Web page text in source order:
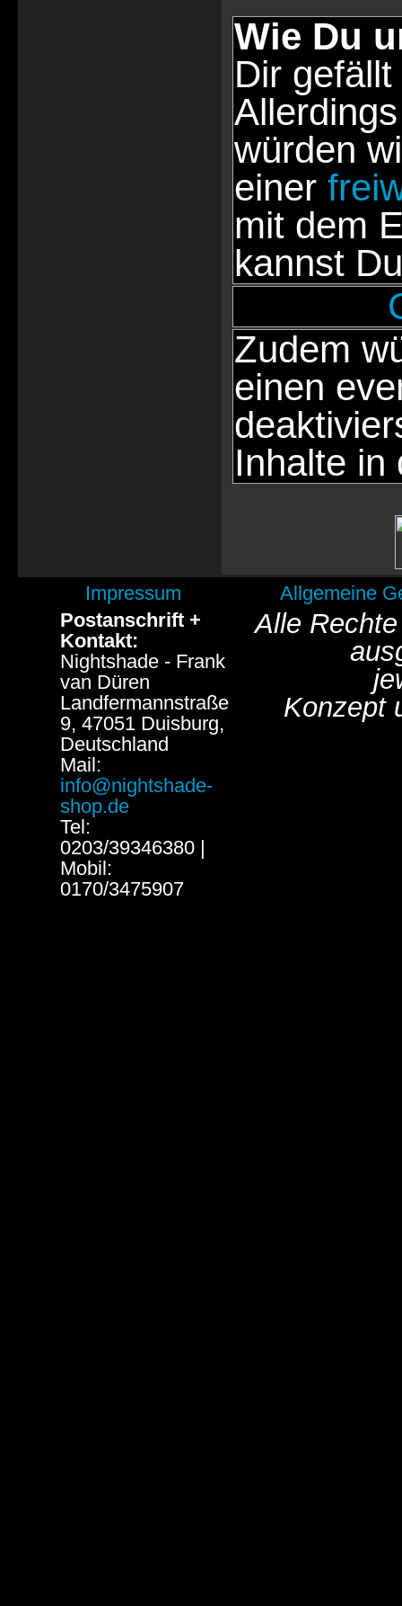
Wie Du
Dir
würden
einer
mit dem
kannst
Zudem
einen
Inhalte in
Impressum
Allgemeine
Postanschrift +
Kontakt:
Nightshade - Frank
van Düren
Landfermannstraße
9, 47051 Duisburg,
Deutschland
Mail:
info@nightshade-
shop.de
Tel:
0203/39346380 |
Mobil:
0170/3475907
Alle
Konzept